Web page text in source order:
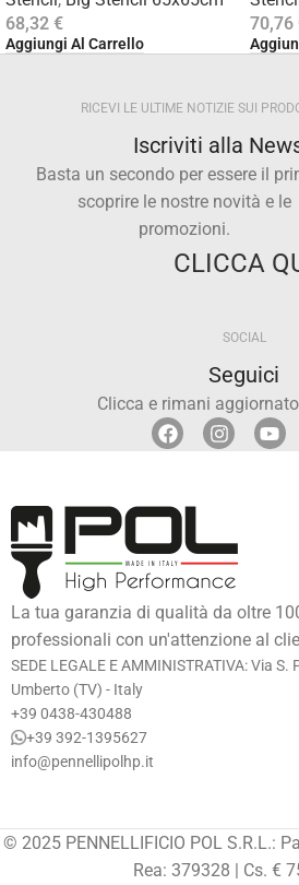
68,32 €
Aggiungi Al Carrello
70,76
RICEVI LE ULTIME NOTIZIE SUI
Iscriviti alla
Basta un secondo per essere il
scoprire le nostre novità e le
promozioni.
CLICCA
SOCIAL
Seguici
Clicca e rimani aggiornato
La tua garanzia di qualità da oltre
professionali con un'attenzione al
SEDE LEGALE E AMMINISTRATIVA: Via
Umberto (TV) - Italy
+39 0438-430488
+39 392-1395627
info@pennellipolhp.it
© 2025 PENNELLIFICIO POL S.R.L.:
Rea: 379328 | Cs. €